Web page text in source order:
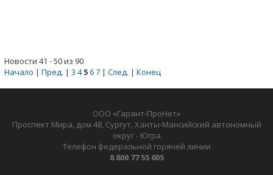
Новости 41 - 50 из 90
Начало | Пред. | 3 4 567| След. | Конец
ООО «Гарант-ПроНет»
Проспект Мира, дом 48, Сургут, Ханты-Мансийский автономный
округ - Югра
Телефон федеральной горячей линии
8 800 77 55 605